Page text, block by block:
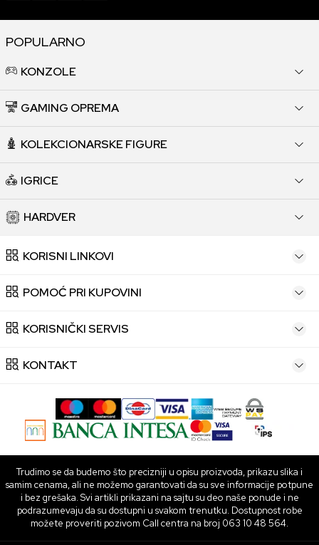
POPULARNO
KONZOLE
GAMING OPREMA
KOLEKCIONARSKE FIGURE
IGRICE
HARDVER
KORISNI LINKOVI
POMOĆ PRI KUPOVINI
KORISNIČKI SERVIS
KONTAKT
Trudimo se da budemo što precizniji u opisu proizvoda, prikazu slika i
samim cenama, ali ne možemo garantovati da su sve informacije potpune
i bez grešaka. Svi artikli prikazani na sajtu su deo naše ponude i ne
podrazumevaju da su dostupni u svakom trenutku. Dostupnost robe
možete proveriti pozivom Call centra na broj 063 10 48 564.